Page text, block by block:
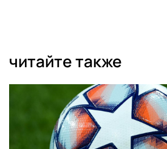
читайте также